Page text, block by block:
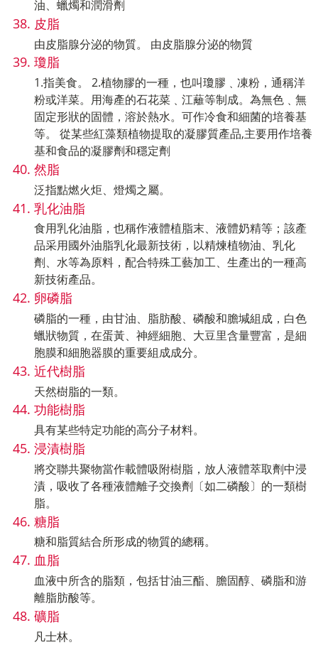
油、蠟燭和潤滑劑
皮脂
由皮脂腺分泌的物質。 由皮脂腺分泌的物質
瓊脂
1.指美食。 2.植物膠的一種，也叫瓊膠﹑凍粉，通稱洋
粉或洋菜。用海產的石花菜﹑江蘺等制成。為無色﹑無
固定形狀的固體，溶於熱水。可作冷食和細菌的培養基
等。 從某些紅藻類植物提取的凝膠質產品,主要用作培養
基和食品的凝膠劑和穩定劑
然脂
泛指點燃火炬、燈燭之屬。
乳化油脂
食用乳化油脂，也稱作液體植脂末、液體奶精等；該產
品采用國外油脂乳化最新技術，以精煉植物油、乳化
劑、水等為原料，配合特殊工藝加工、生產出的一種高
新技術產品。
卵磷脂
磷脂的一種，由甘油、脂肪酸、磷酸和膽堿組成，白色
蠟狀物質，在蛋黃、神經細胞、大豆里含量豐富，是細
胞膜和細胞器膜的重要組成成分。
近代樹脂
天然樹脂的一類。
功能樹脂
具有某些特定功能的高分子材料。
浸漬樹脂
將交聯共聚物當作載體吸附樹脂，放人液體萃取劑中浸
漬，吸收了各種液體離子交換劑〔如二磷酸〕的一類樹
脂。
糖脂
糖和脂質結合所形成的物質的總稱。
血脂
血液中所含的脂類，包括甘油三酯、膽固醇、磷脂和游
離脂肪酸等。
礦脂
凡士林。